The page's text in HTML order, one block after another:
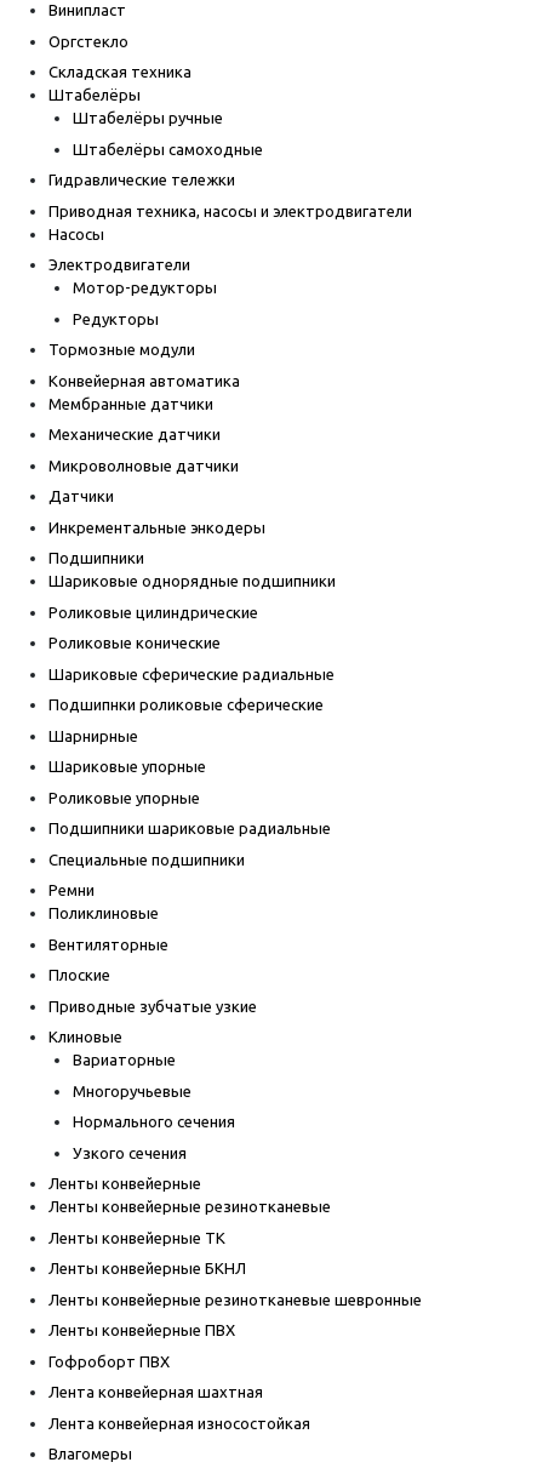
Винипласт
Оргстекло
Складская техника
Штабелёры
Штабелёры ручные
Штабелёры самоходные
Гидравлические тележки
Приводная техника, насосы и электродвигатели
Насосы
Электродвигатели
Мотор-редукторы
Редукторы
Тормозные модули
Конвейерная автоматика
Мембранные датчики
Механические датчики
Микроволновые датчики
Датчики
Инкрементальные энкодеры
Подшипники
Шариковые однорядные подшипники
Роликовые цилиндрические
Роликовые конические
Шариковые сферические радиальные
Подшипнки роликовые сферические
Шарнирные
Шариковые упорные
Роликовые упорные
Подшипники шариковые радиальные
Специальные подшипники
Ремни
Поликлиновые
Вентиляторные
Плоские
Приводные зубчатые узкие
Клиновые
Вариаторные
Многоручьевые
Нормального сечения
Узкого сечения
Ленты конвейерные
Ленты конвейерные резинотканевые
Ленты конвейерные ТК
Ленты конвейерные БКНЛ
Ленты конвейерные резинотканевые шевронные
Ленты конвейерные ПВХ
Гофроборт ПВХ
Лента конвейерная шахтная
Лента конвейерная износостойкая
Влагомеры